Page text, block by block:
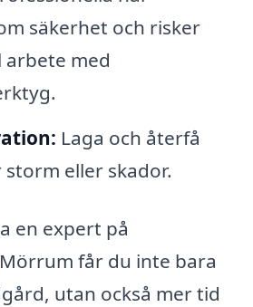
säkerhet och risker
med
Laga och återfå
eller skador.
en expert på
får du inte bara
utan också mer tid